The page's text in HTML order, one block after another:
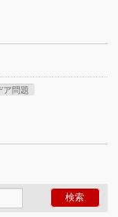
ア問題